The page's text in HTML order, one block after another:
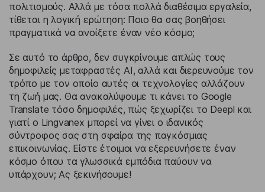
πολιτισμούς. Αλλά με τόσα πολλά διαθέσιμα εργαλεία,
τίθεται η λογική ερώτηση: Ποιο θα σας βοηθήσει
πραγματικά να ανοίξετε έναν νέο κόσμο;
Σε αυτό το άρθρο, δεν συγκρίνουμε απλώς τους
δημοφιλείς μεταφραστές AI, αλλά και διερευνούμε τον
τρόπο με τον οποίο αυτές οι τεχνολογίες αλλάζουν
τη ζωή μας. Θα ανακαλύψουμε τι κάνει το Google
Translate τόσο δημοφιλές, πώς ξεχωρίζει το Deepl και
γιατί ο Lingvanex μπορεί να γίνει ο ιδανικός
σύντροφος σας στη σφαίρα της παγκόσμιας
επικοινωνίας. Είστε έτοιμοι να εξερευνήσετε έναν
κόσμο όπου τα γλωσσικά εμπόδια παύουν να
υπάρχουν; Ας ξεκινήσουμε!